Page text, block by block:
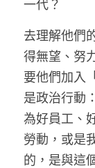
一代？
去理解他們
得無望、努
要他們加入
是政治行動
為好員工、
勞動，或是
的，是與這